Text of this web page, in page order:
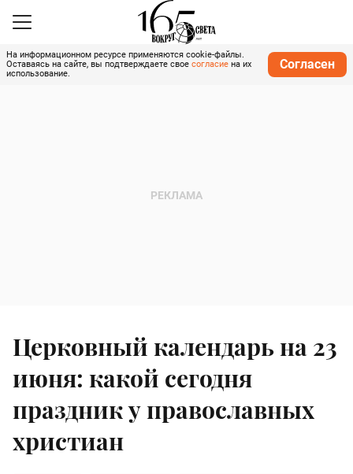
На информационном ресурсе применяются cookie-файлы.
Оставаясь на сайте, вы подтверждаете свое согласие на их
использование.
Согласен
Церковный календарь на 23
июня: какой сегодня
праздник у православных
христиан